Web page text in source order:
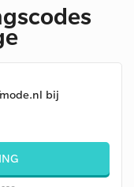
bij